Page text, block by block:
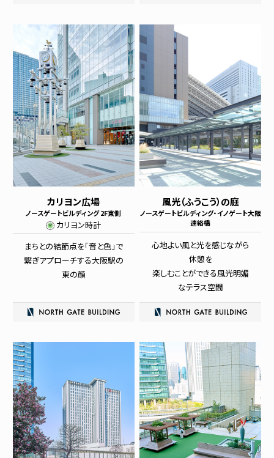
カリヨン広場
ノースゲートビルディング 2F東側
カリヨン時計
まちとの結節点を「音と色」で
繋ぎアプローチする大阪駅の
東の顔
風光（ふうこう）の庭
ノースゲートビルディング・イノゲート大阪
連絡橋
心地よい風と光を感じながら
休憩を
楽しむことができる風光明媚
なテラス空間